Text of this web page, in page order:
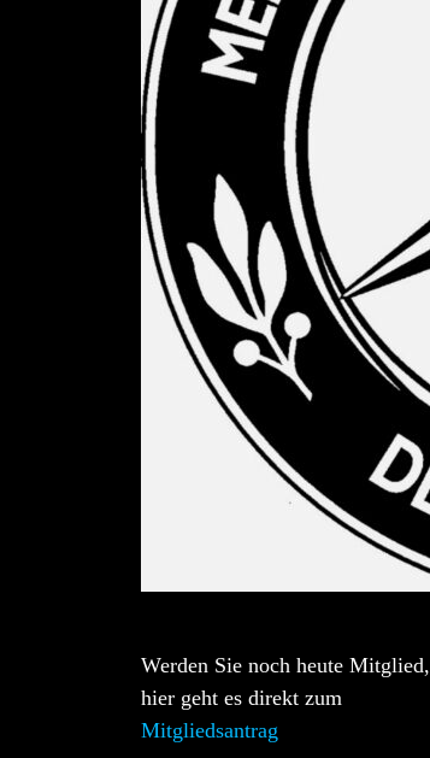
Werden Sie noch heute Mitglied,
hier geht es direkt zum
Mitgliedsantrag